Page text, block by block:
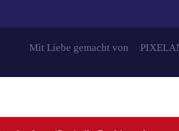
Mit Liebe gemacht von